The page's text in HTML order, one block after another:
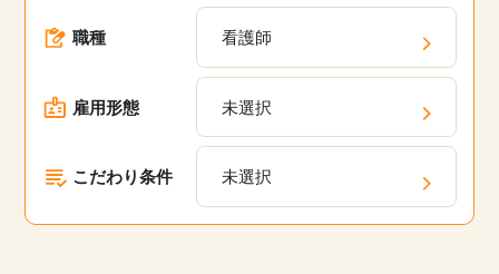
職種 看護師
雇用形態 未選択
こだわり条件 未選択